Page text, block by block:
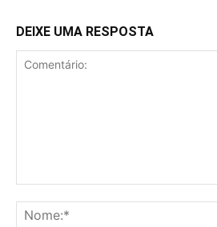
DEIXE UMA RESPOSTA